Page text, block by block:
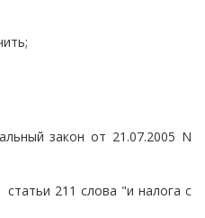
закон от 21.07.2005 N
211 слова "и налога с